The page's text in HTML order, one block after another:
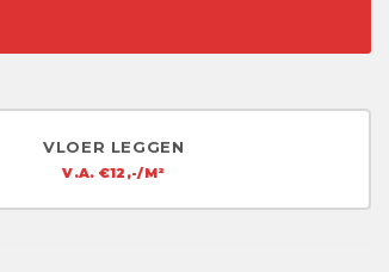
VLOER LEGGEN
V.A. €12,-/M²